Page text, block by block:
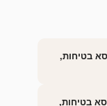
בטיחות,
בטיחות,